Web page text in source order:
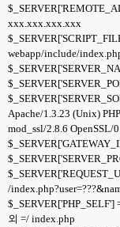
xxx.xxx.xxx.xxx
webapp/include/
Apache/1.3.23 (Unix)
mod_ssl/2.8.6 OpenSSL/
/
외 =/ index.php